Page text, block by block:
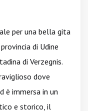
per una bella gita
di Udine
di Verzegnis.
dove
è immersa in un
e storico, il